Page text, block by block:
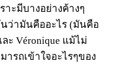
ะมีบางอย่างค้างๆ
ว่ามันคืออะไร (มันคือ
ะ Véronique แม้ไม่
ารถเข้าใจอะไรๆของ